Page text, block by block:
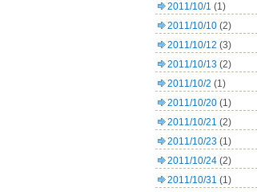
2011/10/1 (1)
2011/10/10 (2)
2011/10/12 (3)
2011/10/13 (2)
2011/10/2 (1)
2011/10/20 (1)
2011/10/21 (2)
2011/10/23 (1)
2011/10/24 (2)
2011/10/31 (1)